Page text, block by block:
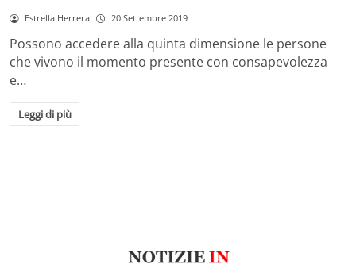
Estrella Herrera 20 Settembre 2019
Possono accedere alla quinta dimensione le persone
che vivono il momento presente con consapevolezza
e…
Leggi di più